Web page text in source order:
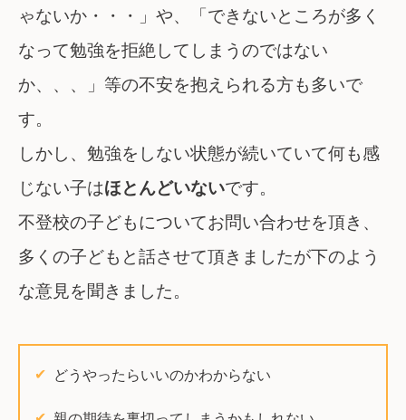
ゃないか・・・」や、「できないところが多く
なって勉強を拒絶してしまうのではない
か、、、」等の不安を抱えられる方も多いで
す。
しかし、勉強をしない状態が続いていて何も感
じない子はほとんどいないです。
不登校の子どもについてお問い合わせを頂き、
多くの子どもと話させて頂きましたが下のよう
な意見を聞きました。
どうやったらいいのかわからない